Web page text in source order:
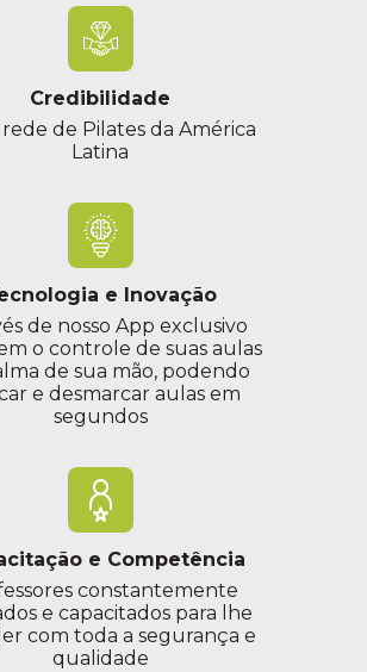
Credibilidade
rede de Pilates da América
Latina
e Inovação
de nosso App exclusivo
o controle de suas aulas
de sua mão, podendo
e desmarcar aulas em
segundos
e Competência
constantemente
e capacitados para lhe
com toda a segurança e
qualidade